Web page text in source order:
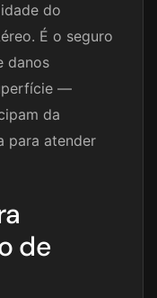
do
É o seguro
danos
—
da
para atender
de